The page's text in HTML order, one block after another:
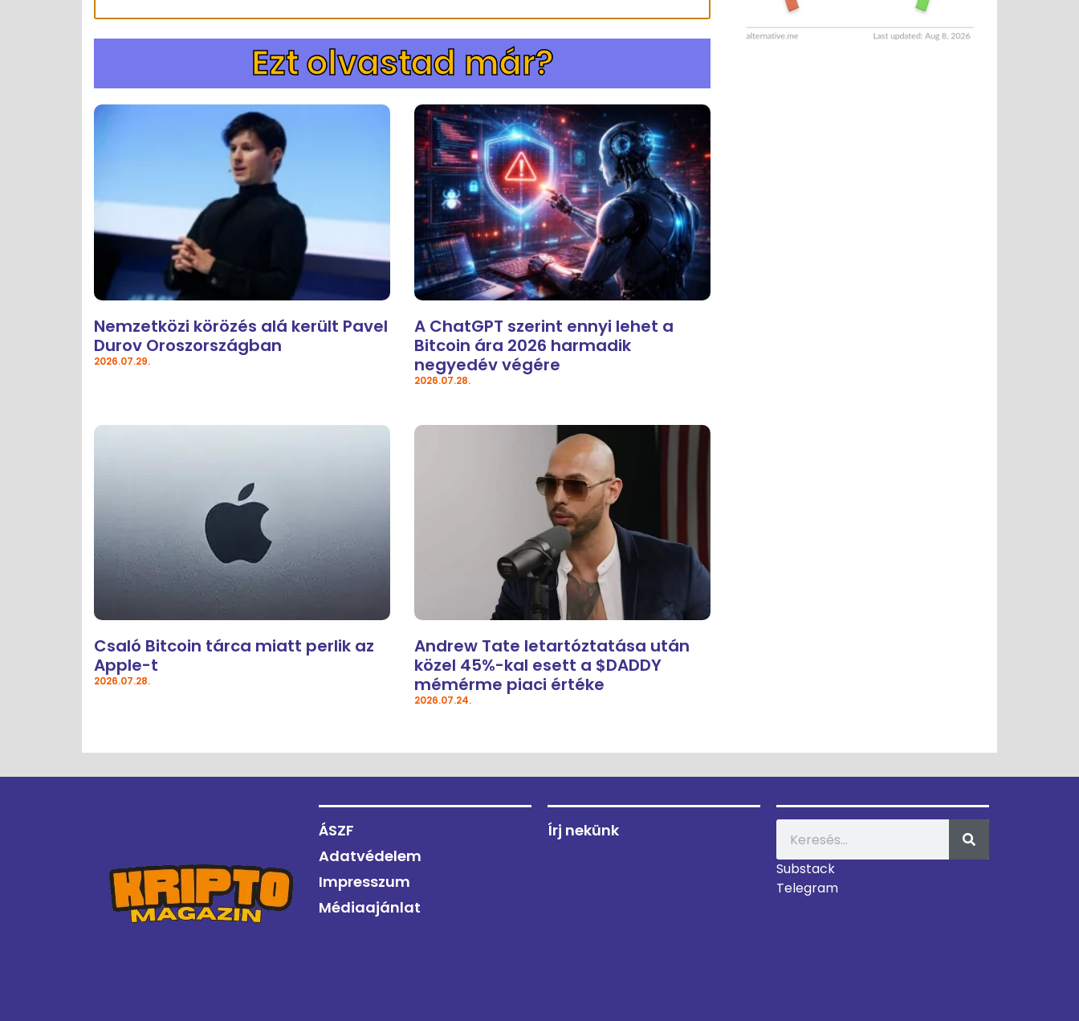
Ezt olvastad már?
Nemzetközi körözés alá került Pavel
Durov Oroszországban
2026.07.29.
A ChatGPT szerint ennyi lehet a
Bitcoin ára 2026 harmadik
negyedév végére
2026.07.28.
Csaló Bitcoin tárca miatt perlik az
Apple-t
2026.07.28.
Andrew Tate letartóztatása után
közel 45%-kal esett a $DADDY
mémérme piaci értéke
2026.07.24.
ÁSZF
Adatvédelem
Impresszum
Médiaajánlat
Írj nekünk
Substack
Telegram